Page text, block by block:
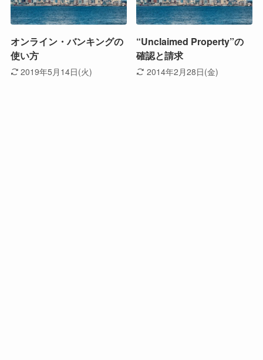
オンライン・バンキングの
使い方
2019年5月14日(火)
“Unclaimed Property”の
確認と請求
2014年2月28日(金)